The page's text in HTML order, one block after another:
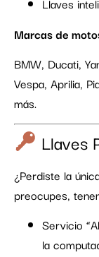
Llaves
Marcas de
BMW, Ducati,
Vespa, Aprilia,
más.
Llaves
¿Perdiste la
preocupes,
Servicio
la